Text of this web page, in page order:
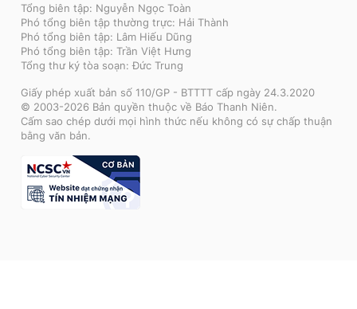
Tổng biên tập: Nguyễn Ngọc Toàn
Phó tổng biên tập thường trực: Hải Thành
Phó tổng biên tập: Lâm Hiếu Dũng
Phó tổng biên tập: Trần Việt Hưng
Tổng thư ký tòa soạn: Đức Trung
Giấy phép xuất bản số 110/GP - BTTTT cấp ngày 24.3.2020
© 2003-2026 Bản quyền thuộc về Báo Thanh Niên.
Cấm sao chép dưới mọi hình thức nếu không có sự chấp thuận
bằng văn bản.